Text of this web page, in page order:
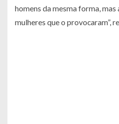
homens da mesma forma,
mulheres que o provocaram”,